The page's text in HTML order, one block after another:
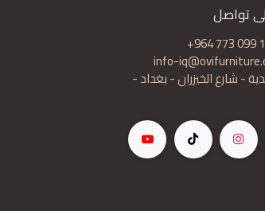
تواصل
+964 773 099
info-
- شارع الخيزران - بغداد -